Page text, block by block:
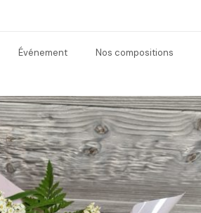
Événement Nos compositions